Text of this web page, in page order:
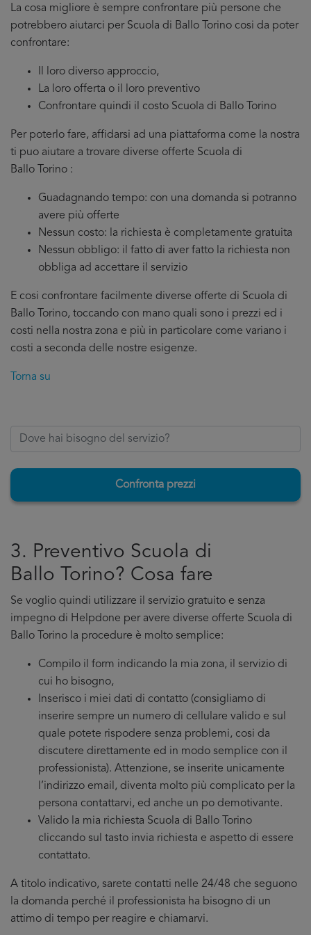
La cosa migliore è sempre confrontare più persone che
potrebbero aiutarci per Scuola di Ballo Torino cosi da poter
confrontare:
Il loro diverso approccio,
La loro offerta o il loro preventivo
Confrontare quindi il costo Scuola di Ballo Torino
Per poterlo fare, affidarsi ad una piattaforma come la nostra
ti puo aiutare a trovare diverse offerte Scuola di
Ballo Torino :
Guadagnando tempo: con una domanda si potranno
avere più offerte
Nessun costo: la richiesta è completamente gratuita
Nessun obbligo: il fatto di aver fatto la richiesta non
obbliga ad accettare il servizio
E cosi confrontare facilmente diverse offerte di Scuola di
Ballo Torino, toccando con mano quali sono i prezzi ed i
costi nella nostra zona e più in particolare come variano i
costi a seconda delle nostre esigenze.
Torna su
Confronta prezzi
3. Preventivo Scuola di
Ballo Torino? Cosa fare
Se voglio quindi utilizzare il servizio gratuito e senza
impegno di Helpdone per avere diverse offerte Scuola di
Ballo Torino la procedure è molto semplice:
Compilo il form indicando la mia zona, il servizio di
cui ho bisogno,
Inserisco i miei dati di contatto (consigliamo di
inserire sempre un numero di cellulare valido e sul
quale potete rispodere senza problemi, cosi da
discutere direttamente ed in modo semplice con il
professionista). Attenzione, se inserite unicamente
l’indirizzo email, diventa molto più complicato per la
persona contattarvi, ed anche un po demotivante.
Valido la mia richiesta Scuola di Ballo Torino
cliccando sul tasto invia richiesta e aspetto di essere
contattato.
A titolo indicativo, sarete contatti nelle 24/48 che seguono
la domanda perché il professionista ha bisogno di un
attimo di tempo per reagire e chiamarvi.